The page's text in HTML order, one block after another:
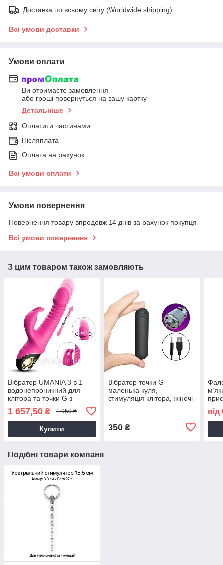
Доставка по всьому світу (Worldwide shipping)
Всі умови доставки
Умови оплати
Ви отримаєте замовлення
або гроші повернуться на вашу картку
Детальніше
Оплатити частинами
Післяплата
Оплата на рахунок
Всі умови оплати
Умови повернення
Повернення товару впродовж 14 днів за рахунок покупця
Всі умови повернення
З цим товаром також замовляють
Вібратор UMANIA 3 в 1
водонепроникний для
клітора та точки G з
вагінальною стимуляцією
1 657,50 ₴ 1 950 ₴
Купити
Вібратор точки G
маленька куля,
стимуляція клітора, жіночі
350₴
від
Подібні товари компанії